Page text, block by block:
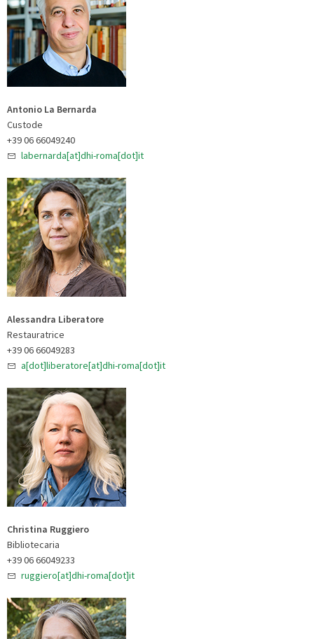
Antonio La Bernarda
Custode
+39 06 66049240
labernarda[at]dhi-roma[dot]it
Alessandra Liberatore
Restauratrice
+39 06 66049283
a[dot]liberatore[at]dhi-roma[dot]it
Christina Ruggiero
Bibliotecaria
+39 06 66049233
ruggiero[at]dhi-roma[dot]it